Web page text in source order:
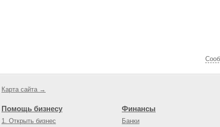
Карта сайта →
Помощь бизнесу
1. Открыть бизнес
Финансы
Банки